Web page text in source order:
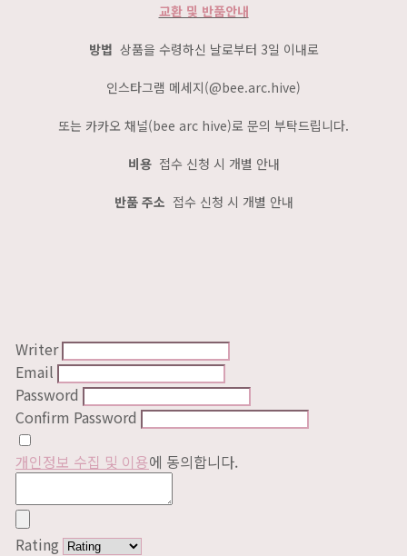
교환 및 반품안내
방법 상품을 수령하신 날로부터 3일 이내로
인스타그램 메세지(@bee.arc.hive)
또는 카카오 채널(bee arc hive)로 문의 부탁드립니다.
비용 접수 신청 시 개별 안내
반품 주소 접수 신청 시 개별 안내
Writer
Email
Password
Confirm Password
개인정보 수집 및 이용에 동의합니다.
Rating